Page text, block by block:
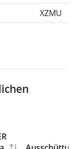
XZMU